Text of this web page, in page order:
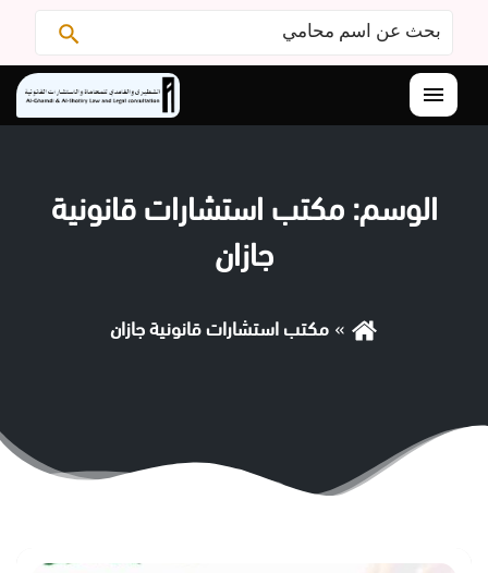
البحث
عن:
القائمة
الوسم:مكتب استشارات قانونية
جازان
مكتب استشارات قانونية جازان